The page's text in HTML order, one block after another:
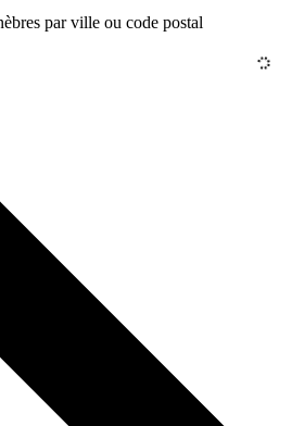
par ville ou code postal